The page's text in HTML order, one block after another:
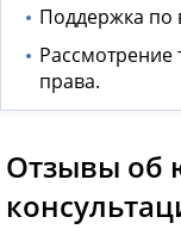
Поддержка по
Рассмотрение
права.
Отзывы об